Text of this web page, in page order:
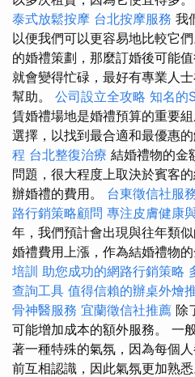
泰式放鬆按摩 台北按摩服務 我
以便我們可以更容易地比較它
的婚禮策劃，那麼訂婚後可能
就會變得忙碌，最好有專業人
幫助。 公司設立全攻略 知名的
賃婚禮場地是婚禮預算的重要
選擇，以找到最合適和最優惠的
程 台北整復治療 結婚禮物的金
問題，很大程度上取決於賓客
辦婚禮的費用。 台東徵信社服
路行銷策略顧問 專注皮膚健康
年，我們預計會出現與往年類
婚禮費用上漲，作為結婚禮物
培訓 助您成功的網路行銷策略
查詢工具 值得信賴的辦桌外燴
骨神醫服務 宜蘭徵信社推薦 除
可能增加成本的額外服務。 一
著一種特殊的氣氛，因為每個
前互相認識，因此氣氛更加熟悉